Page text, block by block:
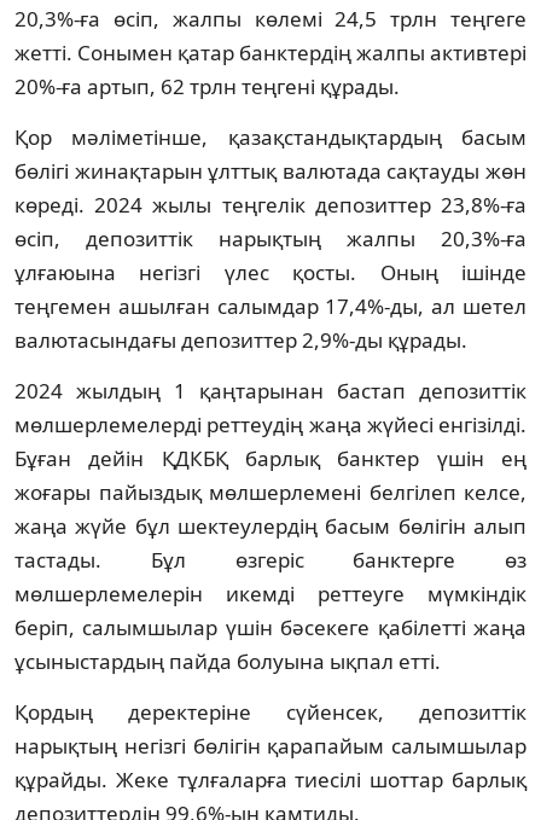
20,3%-ға өсіп, жалпы көлемі 24,5 трлн теңгеге
жетті. Сонымен қатар банктердің жалпы активтері
20%-ға артып, 62 трлн теңгені құрады.
Қор мәліметінше, қазақстандықтардың басым
бөлігі жинақтарын ұлттық валютада сақтауды жөн
көреді. 2024 жылы теңгелік депозиттер 23,8%-ға
өсіп, депозиттік нарықтың жалпы 20,3%-ға
ұлғаюына негізгі үлес қосты. Оның ішінде
теңгемен ашылған салымдар 17,4%-ды, ал шетел
валютасындағы депозиттер 2,9%-ды құрады.
2024 жылдың 1 қаңтарынан бастап депозиттік
мөлшерлемелерді реттеудің жаңа жүйесі енгізілді.
Бұған дейін ҚДКБҚ барлық банктер үшін ең
жоғары пайыздық мөлшерлемені белгілеп келсе,
жаңа жүйе бұл шектеулердің басым бөлігін алып
тастады. Бұл өзгеріс банктерге өз
мөлшерлемелерін икемді реттеуге мүмкіндік
беріп, салымшылар үшін бәсекеге қабілетті жаңа
ұсыныстардың пайда болуына ықпал етті.
Қордың деректеріне сүйенсек, депозиттік
нарықтың негізгі бөлігін қарапайым салымшылар
құрайды. Жеке тұлғаларға тиесілі шоттар барлық
депозиттердің 99,6%-ын қамтиды.